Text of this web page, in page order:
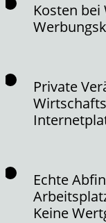
Kosten bei
Private
Echte
Keine